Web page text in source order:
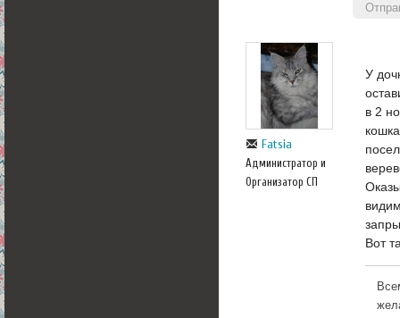
Fatsia
Администратор и
Организатор СП
У
в 2
Вот